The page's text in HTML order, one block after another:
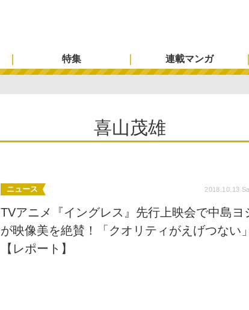
特集 連載マンガ
喜山茂雄
ニュース 2018.10.13
TVアニメ『イングレス』先行上映会で中島ヨ
が映像美を絶賛！「クオリティがえげつない」
【レポート】